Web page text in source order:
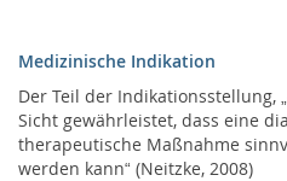
Medizinische Indikation
Der Teil der Indikationsstellung,
Sicht gewährleistet, dass eine
therapeutische Maßnahme
werden kann“ (Neitzke, 2008)